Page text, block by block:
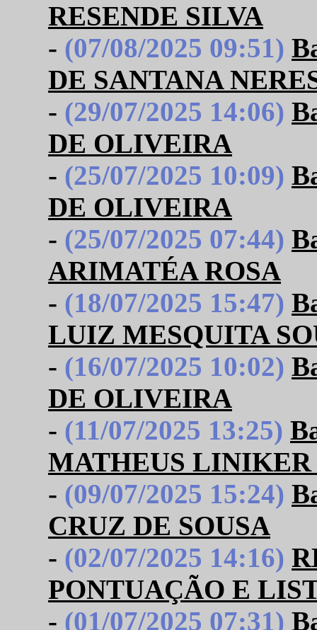
RESENDE SILVA
- (07/08/2025 09:51)
DE SANTANA
- (29/07/2025 14:06)
DE OLIVEIRA
- (25/07/2025 10:09)
DE OLIVEIRA
- (25/07/2025 07:44)
ARIMATÉA ROSA
- (18/07/2025 15:47)
LUIZ MESQUITA
- (16/07/2025 10:02)
DE OLIVEIRA
- (11/07/2025 13:25)
MATHEUS LINIKER
- (09/07/2025 15:24)
CRUZ DE SOUSA
- (02/07/2025 14:16)
PONTUAÇÃO E
- (01/07/2025 07:31)